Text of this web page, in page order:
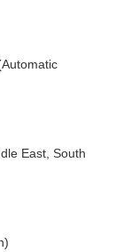
East, South